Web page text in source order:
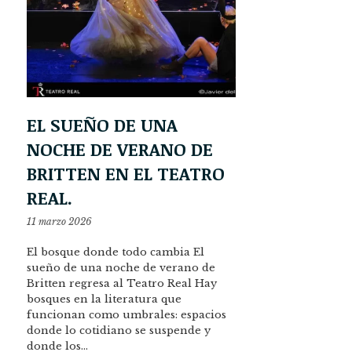
EL SUEÑO DE UNA
NOCHE DE VERANO DE
BRITTEN EN EL TEATRO
REAL.
11 marzo 2026
El bosque donde todo cambia El
sueño de una noche de verano de
Britten regresa al Teatro Real Hay
bosques en la literatura que
funcionan como umbrales: espacios
donde lo cotidiano se suspende y
donde los…